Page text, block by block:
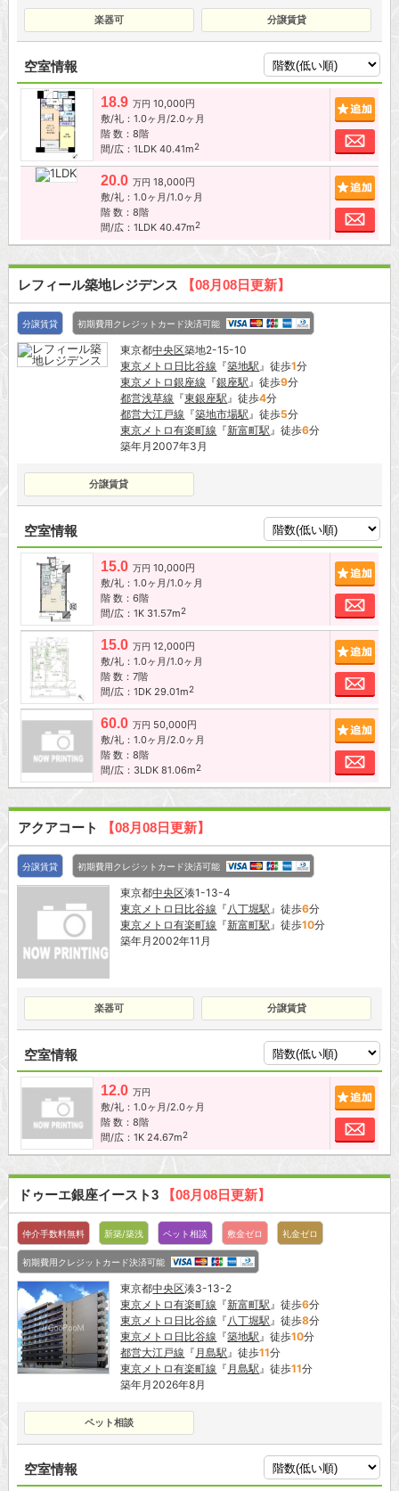
楽器可 分譲賃貸
空室情報
18.9 万円 10,000円
敷/礼：1.0ヶ月/2.0ヶ月
階 数：8階
間/広：1LDK 40.41m2
お
20.0 万円 18,000円
敷/礼：1.0ヶ月/1.0ヶ月
階 数：8階
間/広：1LDK 40.47m2
お
レフィール築地レジデンス 【08月08日更新】
分譲賃貸 初期費用クレジットカード決済可能
東京都中央区築地2-15-10
東京メトロ日比谷線 『築地駅』徒歩1分
東京メトロ銀座線 『銀座駅』徒歩9分
都営浅草線 『東銀座駅』徒歩4分
都営大江戸線 『築地市場駅』徒歩5分
東京メトロ有楽町線 『新富町駅』徒歩6分
築年月2007年3月
分譲賃貸
空室情報
15.0 万円 10,000円
敷/礼：1.0ヶ月/1.0ヶ月
階 数：6階
間/広：1K 31.57m2
お
15.0 万円 12,000円
敷/礼：1.0ヶ月/1.0ヶ月
階 数：7階
間/広：1DK 29.01m2
お
60.0 万円 50,000円
敷/礼：1.0ヶ月/2.0ヶ月
階 数：8階
間/広：3LDK 81.06m2
お
アクアコート 【08月08日更新】
分譲賃貸 初期費用クレジットカード決済可能
東京都中央区湊1-13-4
東京メトロ日比谷線 『八丁堀駅』徒歩6分
東京メトロ有楽町線 『新富町駅』徒歩10分
築年月2002年11月
楽器可 分譲賃貸
空室情報
12.0 万円
敷/礼：1.0ヶ月/2.0ヶ月
階 数：8階
間/広：1K 24.67m2
お
ドゥーエ銀座イースト3 【08月08日更新】
仲介手数料無料 新築/築浅 ペット相談 敷金ゼロ 礼金ゼロ
初期費用クレジットカード決済可能
東京都中央区湊3-13-2
東京メトロ有楽町線 『新富町駅』徒歩6分
東京メトロ日比谷線 『八丁堀駅』徒歩8分
東京メトロ日比谷線 『築地駅』徒歩10分
都営大江戸線 『 月島駅』徒歩11分
東京メトロ有楽町線 『 月島駅』徒歩11分
築年月2026年8月
ペット相談
空室情報